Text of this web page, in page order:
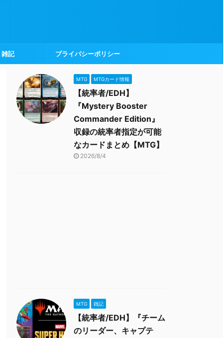
雑記 プライバシーポリシー
MTG MTGカード情報
【統率者/EDH】
『Mystery Booster
Commander Edition』
収録の統率者指定が可能
なカードまとめ【MTG】
2026/8/4
MTG 雑記
【統率者/EDH】『チーム
のリーダー、キャプテ